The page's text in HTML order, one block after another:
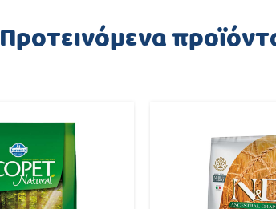
Προτεινόμενα